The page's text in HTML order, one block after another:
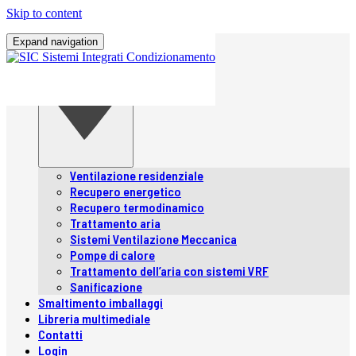
Skip to content
Expand navigation
Home
Chi siamo
Ventilazione residenziale
Recupero energetico
Recupero termodinamico
Trattamento aria
Sistemi Ventilazione Meccanica
Pompe di calore
Trattamento dell’aria con sistemi VRF
Sanificazione
Smaltimento imballaggi
Libreria multimediale
Contatti
Login